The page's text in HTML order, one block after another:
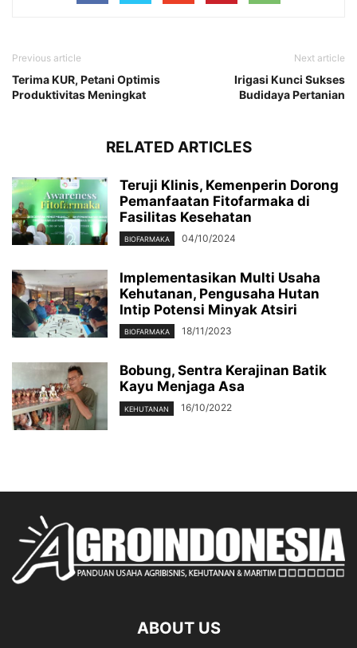
Previous article
Terima KUR, Petani Optimis
Produktivitas Meningkat
Next article
Irigasi Kunci Sukses
Budidaya Pertanian
RELATED ARTICLES
Teruji Klinis, Kemenperin Dorong
Pemanfaatan Fitofarmaka di
Fasilitas Kesehatan
BIOFARMAKA 04/10/2024
Implementasikan Multi Usaha
Kehutanan, Pengusaha Hutan
Intip Potensi Minyak Atsiri
BIOFARMAKA 18/11/2023
Bobung, Sentra Kerajinan Batik
Kayu Menjaga Asa
KEHUTANAN 16/10/2022
ABOUT US